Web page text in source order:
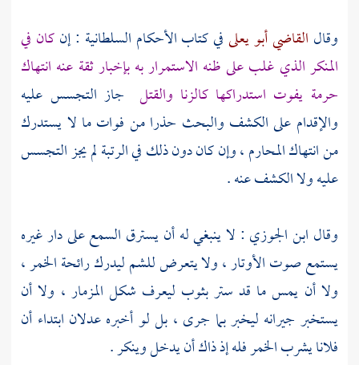
وقال القاضي أبو يعلىفي كتاب الأحكام السلطانية : إنكان في
المنكر الذي غلب على ظنه الاستمرار به بإخبار ثقة عنه انتهاك
حرمة يفوت استدراكها كالزنا والقتل جاز التجسس عليه
والإقدام على الكشف والبحث حذرا من فوات ما لا يستدرك
من انتهاك المحارم ، وإن كان دون ذلك في الرتبة لم يجز التجسس
عليه ولا الكشف عنه .
وقال ابن الجوزي : لا ينبغي له أن يسترق السمع على دار غيره
يستمع صوت الأوتار ، ولا يتعرض للشم ليدرك رائحة الخمر ،
ولا أن يمس ما قد ستر بثوب ليعرف شكل المزمار ، ولا أن
يستخبر جيرانه ليخبر بما جرى ، بل لو أخبره عدلان ابتداء أن
فلانا يشرب الخمر فله إذ ذاك أن يدخل وينكر .